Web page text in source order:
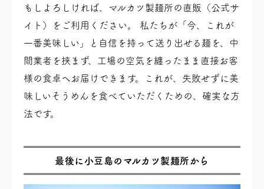
もしよろしければ、マルカツ製麺所の直販（公式サ
イト）をご利用ください。 私たちが「今、これが
一番美味しい」と自信を持って送り出せる麺を、中
間業者を挟まず、工場の空気を纏ったまま直接お客
様の食卓へお届けできます。これが、失敗せずに美
味しいそうめんを食べていただくための、確実な方
法です。
最後に小豆島のマルカツ製麺所から